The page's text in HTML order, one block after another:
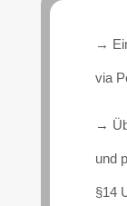
→
via
→
und
§14